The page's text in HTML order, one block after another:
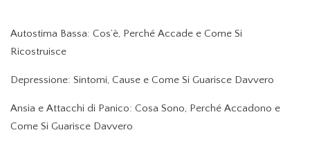
Autostima Bassa: Cos’è, Perché Accade e Come Si
Ricostruisce
Depressione: Sintomi, Cause e Come Si Guarisce Davvero
Ansia e Attacchi di Panico: Cosa Sono, Perché Accadono e
Come Si Guarisce Davvero